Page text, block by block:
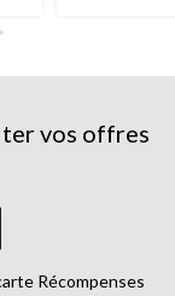
vos offres
Récompenses